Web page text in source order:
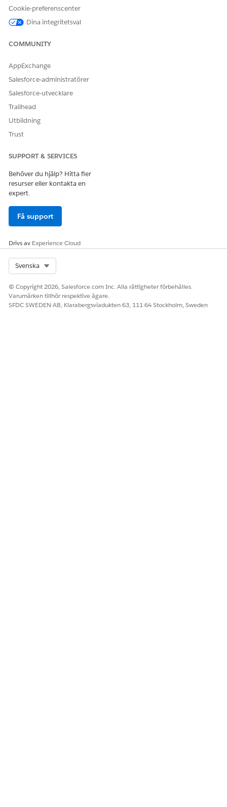
För att konfigurera föreslagna svar för interna bedömningar
baserade på Discovery-ramverk, se
Konfigurera föreslagna bedömningssvar för MCG-
bedömningar
Cookie-preferenscenter
Dina integritetsval
COMMUNITY
AppExchange
Salesforce-administratörer
Salesforce-utvecklare
Trailhead
Utbildning
Trust
SUPPORT & SERVICES
Behöver du hjälp? Hitta fler
resurser eller kontakta en
expert.
Få support
Drivs av Experience Cloud
Svenska
© Copyright 2026, Salesforce.com Inc. Alla rättigheter förbehålles.
Varumärken tillhör respektive ägare.
SFDC SWEDEN AB, Klarabergsviadukten 63, 111 64 Stockholm, Sweden